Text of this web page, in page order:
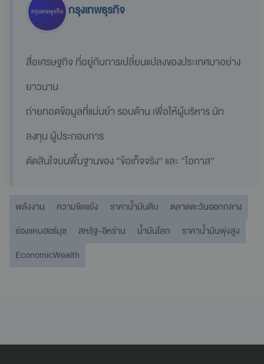
กรุงเทพธุรกิจ
สื่อเศรษฐกิจ ที่อยู่กับการเปลี่ยนแปลงของประเทศมาอย่าง
ยาวนาน
ถ่ายทอดข้อมูลที่แม่นยำ รอบด้าน เพื่อให้ผู้บริหาร นัก
ลงทุน ผู้ประกอบการ
ตัดสินใจบนพื้นฐานของ “ข้อเท็จจริง” และ “โอกาส”
พลังงาน ความขัดแย้ง ราคาน้ำมันดิบ
ตลาดตะวันออกกลาง
ช่องแคบฮอร์มุซ
สหรัฐ-อิหร่าน น้ำมันโลก
ราคาน้ำมันพุ่งสูง
EconomicWealth